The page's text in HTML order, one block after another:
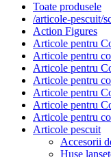
Toate produsele
/articole-pescuit/
Action Figures
Articole pentru
Articole pentru
Articole pentru
Articole pentru
Articole pentru
Articole pentru
Articole pentru
Articole pescuit
Accesorii
Huse